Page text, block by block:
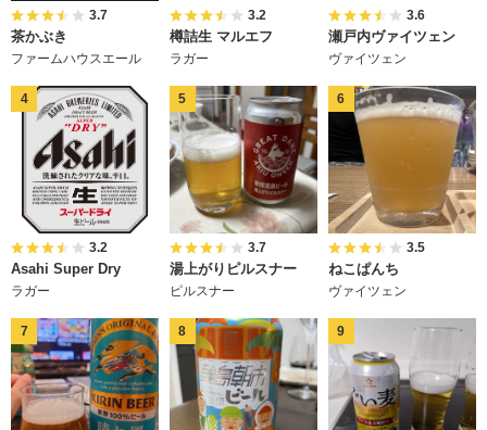
3.7
茶かぶき
ファームハウスエール
3.2
樽詰生 マルエフ
ラガー
3.6
瀬戸内ヴァイツェン
ヴァイツェン
3.2
Asahi Super Dry
ラガー
3.7
湯上がりピルスナー
ピルスナー
3.5
ねこぱんち
ヴァイツェン